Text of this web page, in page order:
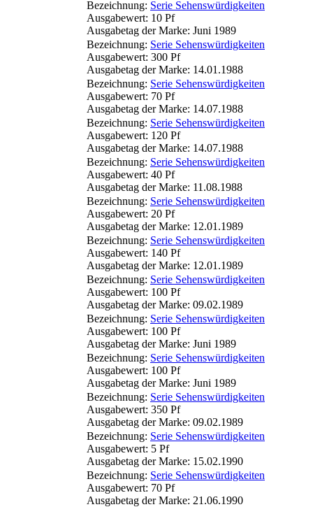
Bezeichnung: Serie Sehenswürdigkeiten
Ausgabewert: 10 Pf
Ausgabetag der Marke: Juni 1989
Bezeichnung: Serie Sehenswürdigkeiten
Ausgabewert: 300 Pf
Ausgabetag der Marke: 14.01.1988
Bezeichnung: Serie Sehenswürdigkeiten
Ausgabewert: 70 Pf
Ausgabetag der Marke: 14.07.1988
Bezeichnung: Serie Sehenswürdigkeiten
Ausgabewert: 120 Pf
Ausgabetag der Marke: 14.07.1988
Bezeichnung: Serie Sehenswürdigkeiten
Ausgabewert: 40 Pf
Ausgabetag der Marke: 11.08.1988
Bezeichnung: Serie Sehenswürdigkeiten
Ausgabewert: 20 Pf
Ausgabetag der Marke: 12.01.1989
Bezeichnung: Serie Sehenswürdigkeiten
Ausgabewert: 140 Pf
Ausgabetag der Marke: 12.01.1989
Bezeichnung: Serie Sehenswürdigkeiten
Ausgabewert: 100 Pf
Ausgabetag der Marke: 09.02.1989
Bezeichnung: Serie Sehenswürdigkeiten
Ausgabewert: 100 Pf
Ausgabetag der Marke: Juni 1989
Bezeichnung: Serie Sehenswürdigkeiten
Ausgabewert: 100 Pf
Ausgabetag der Marke: Juni 1989
Bezeichnung: Serie Sehenswürdigkeiten
Ausgabewert: 350 Pf
Ausgabetag der Marke: 09.02.1989
Bezeichnung: Serie Sehenswürdigkeiten
Ausgabewert: 5 Pf
Ausgabetag der Marke: 15.02.1990
Bezeichnung: Serie Sehenswürdigkeiten
Ausgabewert: 70 Pf
Ausgabetag der Marke: 21.06.1990